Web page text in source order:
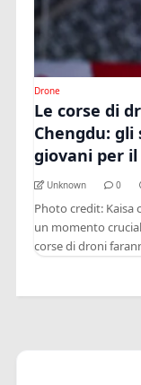
Drone
Le corse di
Chengdu:
giovani per
Unknown 0
Photo credit: Kaisa
un momento
corse di droni